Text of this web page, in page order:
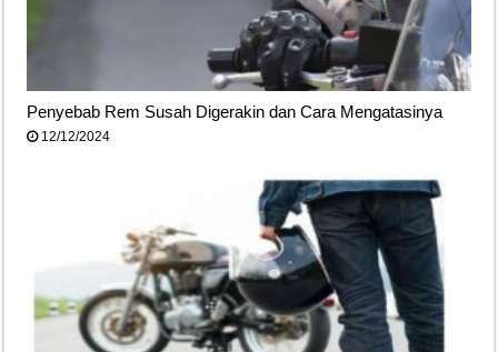
Penyebab Rem Susah Digerakin dan Cara Mengatasinya
12/12/2024